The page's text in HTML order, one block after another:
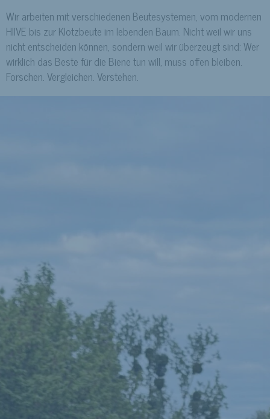
Wir arbeiten mit verschiedenen Beutesystemen, vom modernen
HIIVE bis zur Klotzbeute im lebenden Baum. Nicht weil wir uns
nicht entscheiden können, sondern weil wir überzeugt sind: Wer
wirklich das Beste für die Biene tun will, muss offen bleiben.
Forschen. Vergleichen. Verstehen.